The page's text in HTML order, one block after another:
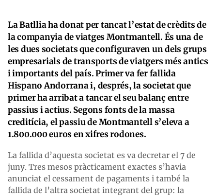
La Batllia ha donat per tancat l’estat de crèdits de
la companyia de viatges Montmantell. És una de
les dues societats que configuraven un dels grups
empresarials de transports de viatgers més antics
i importants del país. Primer va fer fallida
Hispano Andorrana i, després, la societat que
primer ha arribat a tancar el seu balanç entre
passius i actius. Segons fonts de la massa
creditícia, el passiu de Montmantell s’eleva a
1.800.000 euros en xifres rodones.
La fallida d’aquesta societat es va decretar el 7 de
juny. Tres mesos pràcticament exactes s’havia
anunciat el cessament de pagaments i també la
fallida de l’altra societat integrant del grup: la